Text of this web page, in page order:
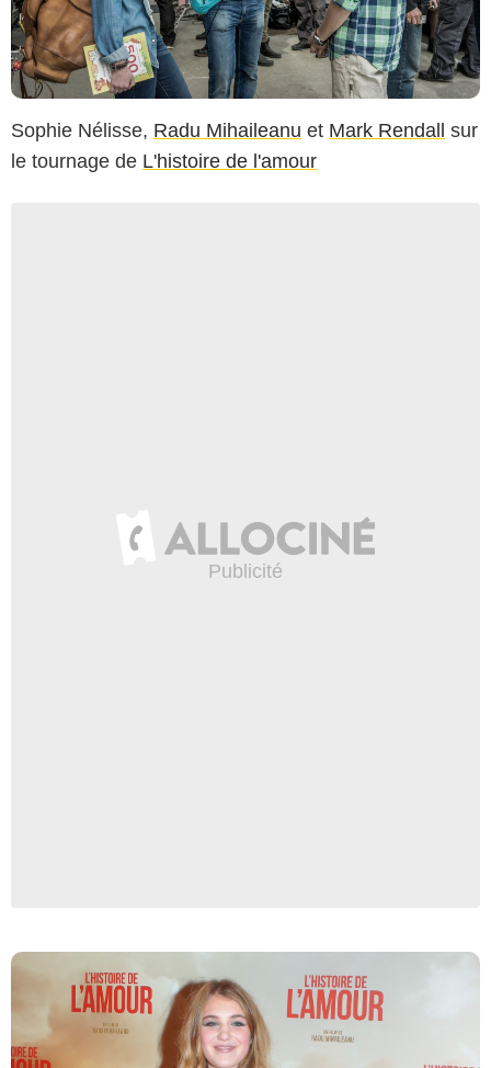
Sophie Nélisse, Radu Mihaileanu et Mark Rendall
sur
le tournage de L'histoire de l'amour